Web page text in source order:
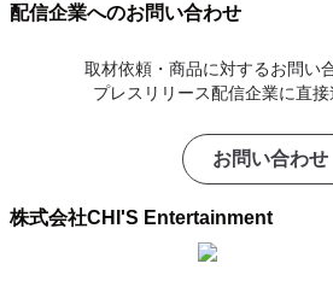
配信企業へのお問い合わせ
取材依頼・商品に対するお問い
プレスリリース配信企業に直接
お問い合わせ
株式会社CHI'S Entertainment